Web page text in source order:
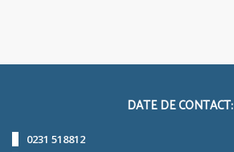
DATE DE CONTACT:
0231 518812